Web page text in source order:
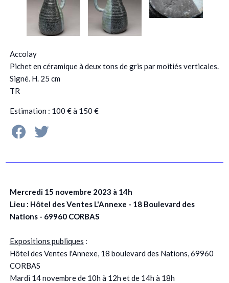
Accolay
Pichet en céramique à deux tons de gris par moitiés verticales.
Signé. H. 25 cm
TR
Estimation : 100 € à 150 €
Mercredi 15 novembre 2023 à 14h
Lieu : Hôtel des Ventes L'Annexe - 18 Boulevard des
Nations - 69960 CORBAS
Expositions publiques :
Hôtel des Ventes l'Annexe, 18 boulevard des Nations, 69960
CORBAS
Mardi 14 novembre de 10h à 12h et de 14h à 18h